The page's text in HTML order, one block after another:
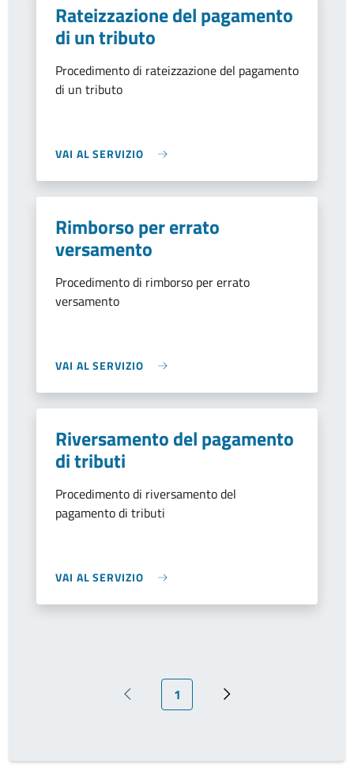
Rateizzazione del pagamento
di un tributo
Procedimento di rateizzazione del pagamento
di un tributo
VAI AL SERVIZIO
Rimborso per errato
versamento
Procedimento di rimborso per errato
versamento
VAI AL SERVIZIO
Riversamento del pagamento
di tributi
Procedimento di riversamento del
pagamento di tributi
VAI AL SERVIZIO
Pagina precedente
Pagina attuale
1 Prossima pagina